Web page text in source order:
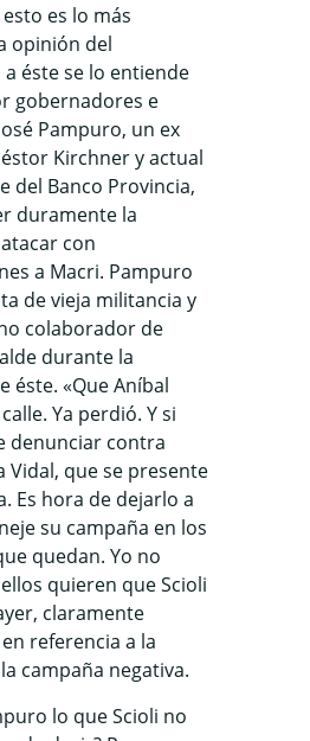
es lo más
opinión del
éste se lo entiende
gobernadores e
Pampuro, un ex
Kirchner y actual
del Banco Provincia,
duramente la
con
a Macri. Pampuro
de vieja militancia y
colaborador de
durante la
éste. «Que Aníbal
Ya perdió. Y si
denunciar contra
Vidal, que se presente
Es hora de dejarlo a
su campaña en los
quedan. Yo no
quieren que Scioli
claramente
referencia a la
campaña negativa.
lo que Scioli no